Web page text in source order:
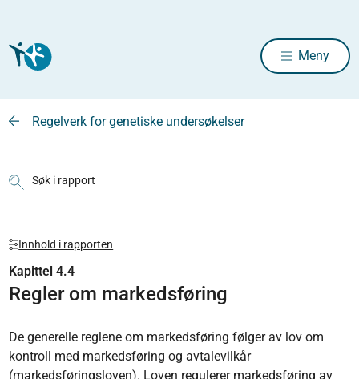
Meny
Regelverk for genetiske undersøkelser
Søk i rapport
Innhold i rapporten
Kapittel 4.4
Regler om markedsføring
De generelle reglene om markedsføring følger av lov om
kontroll med markedsføring og avtalevilkår
(markedsføringsloven). Loven regulerer markedsføring av